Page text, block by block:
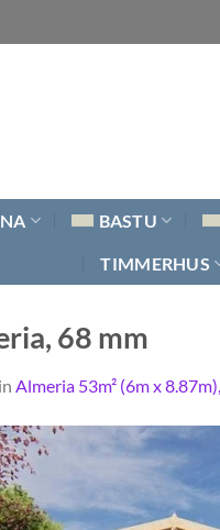
BASTU
TIMMERHUS
68 mm
in Almeria 53m² (6m x